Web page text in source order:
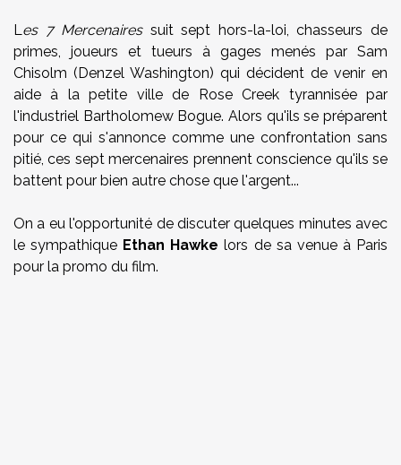
Les 7 Mercenairessuit sept hors-la-loi, chasseurs de
primes, joueurs et tueurs à gages menés par Sam
Chisolm (Denzel Washington) qui décident de venir en
aide à la petite ville de Rose Creek tyrannisée par
l'industriel Bartholomew Bogue. Alors qu'ils se préparent
pour ce qui s'annonce comme une confrontation sans
pitié, ces sept mercenaires prennent conscience qu'ils se
battent pour bien autre chose que l'argent...
On a eu l'opportunité de discuter quelques minutes avec
le sympathique Ethan Hawke lors de sa venue à Paris
pour la promo du film.